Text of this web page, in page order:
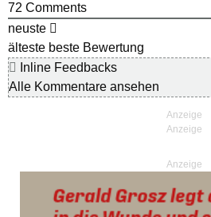
72 Comments
neuste
älteste beste Bewertung
Inline Feedbacks
Alle Kommentare ansehen
Anzeige